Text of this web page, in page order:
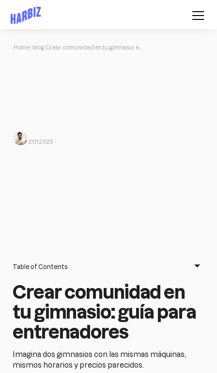
Home blog
21.11.2025
Table of Contents
Crear comunidad en
tu gimnasio: guía para
entrenadores
Imagina dos gimnasios con las mismas máquinas,
mismos horarios y precios parecidos.